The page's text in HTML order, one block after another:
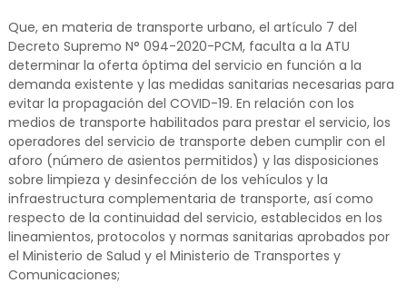
Que, en materia de transporte urbano, el artículo 7 del
Decreto Supremo N° 094-2020-PCM, faculta a la ATU
determinar la oferta óptima del servicio en función a la
demanda existente y las medidas sanitarias necesarias para
evitar la propagación del COVID-19. En relación con los
medios de transporte habilitados para prestar el servicio, los
operadores del servicio de transporte deben cumplir con el
aforo (número de asientos permitidos) y las disposiciones
sobre limpieza y desinfección de los vehículos y la
infraestructura complementaria de transporte, así como
respecto de la continuidad del servicio, establecidos en los
lineamientos, protocolos y normas sanitarias aprobados por
el Ministerio de Salud y el Ministerio de Transportes y
Comunicaciones;